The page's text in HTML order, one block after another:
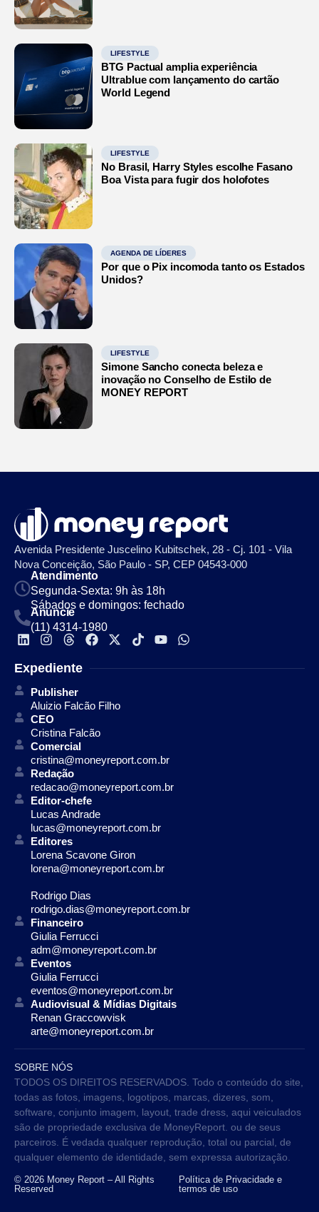
LIFESTYLE
BTG Pactual amplia experiência
Ultrablue com lançamento do cartão
World Legend
LIFESTYLE
No Brasil, Harry Styles escolhe Fasano
Boa Vista para fugir dos holofotes
AGENDA DE LÍDERES
Por que o Pix incomoda tanto os Estados
Unidos?
LIFESTYLE
Simone Sancho conecta beleza e
inovação no Conselho de Estilo de
MONEY REPORT
Avenida Presidente Juscelino Kubitschek, 28 - Cj. 101 - Vila
Nova Conceição, São Paulo - SP, CEP 04543-000
Atendimento
Segunda-Sexta: 9h às 18h
Sábados e domingos: fechado
Anuncie
(11) 4314-1980
Expediente
Publisher
Aluizio Falcão Filho
CEO
Cristina Falcão
Comercial
cristina@moneyreport.com.br
Redação
redacao@moneyreport.com.br
Editor-chefe
Lucas Andrade
lucas@moneyreport.com.br
Editores
Lorena Scavone Giron
lorena@moneyreport.com.br
Rodrigo Dias
rodrigo.dias@moneyreport.com.br
Financeiro
Giulia Ferrucci
adm@moneyreport.com.br
Eventos
Giulia Ferrucci
eventos@moneyreport.com.br
Audiovisual & Mídias Digitais
Renan Graccowvisk
arte@moneyreport.com.br
SOBRE NÓS
TODOS OS DIREITOS RESERVADOS. Todo o conteúdo do site,
todas as fotos, imagens, logotipos, marcas, dizeres, som,
software, conjunto imagem, layout, trade dress, aqui veiculados
são de propriedade exclusiva de MoneyReport. ou de seus
parceiros. É vedada qualquer reprodução, total ou parcial, de
qualquer elemento de identidade, sem expressa autorização.
© 2026 Money Report – All Rights
Reserved
Política de Privacidade e
termos de uso